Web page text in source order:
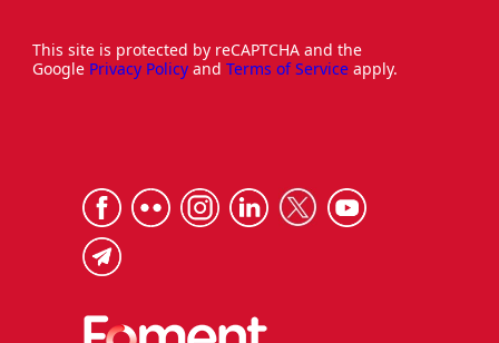
This site is protected by reCAPTCHA and the
Google Privacy Policy and Terms of Service apply.